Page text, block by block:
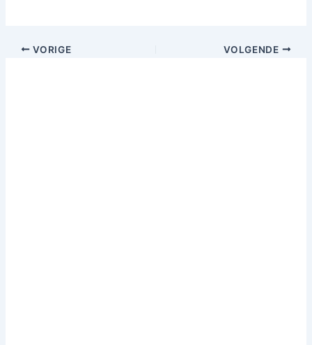
VORIGE VOLGENDE